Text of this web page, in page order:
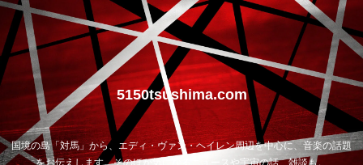
5150tsushima.com
国境の島「対馬」から、エディ・ヴァン・ヘイレン周辺を中心に、音楽の話題
をお伝えします。そのほか気になるニュースや宇宙の話、雑談も。